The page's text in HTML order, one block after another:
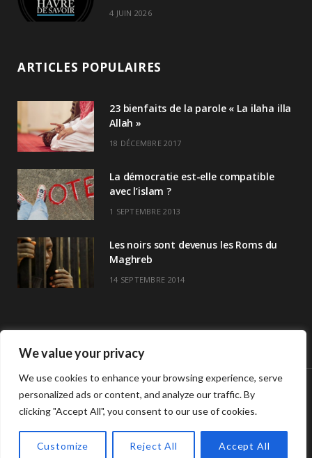
We value your privacy
We use cookies to enhance your browsing experience, serve
personalized ads or content, and analyze our traffic. By
clicking "Accept All", you consent to our use of cookies.
Customize Reject All Accept All
4 JUIN 2026
ARTICLES POPULAIRES
23 bienfaits de la parole « La ilaha illa
Allah »
18 DÉCEMBRE 2017
La démocratie est-elle compatible
avec l’islam ?
1 SEPTEMBRE 2013
Les noirs sont devenus les Roms du
Maghreb
14 SEPTEMBRE 2014
© Copyright Havre De Savoir 2024
L’association Horaires de prières >> Contact L’association Havre de savoir
TOP